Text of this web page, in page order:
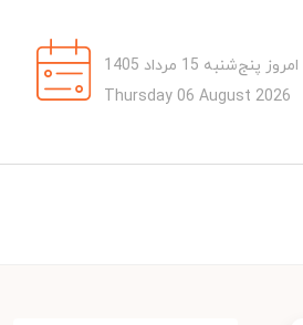
امروز پنج‌شنبه 15 مرداد 1405
Thursday 06 August 2026